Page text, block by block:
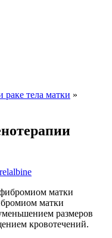
тела матки »
матки
размеров
кровотечений.